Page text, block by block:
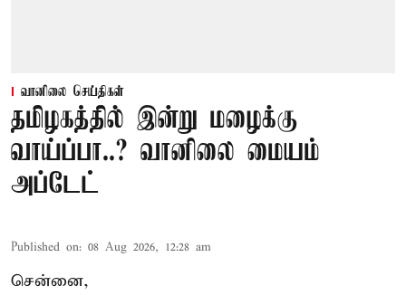
வானிலை செய்திகள்
தமிழகத்தில் இன்று மழைக்கு
வாய்ப்பா..? வானிலை மையம்
அப்டேட்
Published on: 08 Aug 2026, 12:28 am
சென்னை,